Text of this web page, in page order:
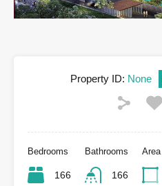
Property ID: None
Bedrooms
166
Bathrooms
166
Area